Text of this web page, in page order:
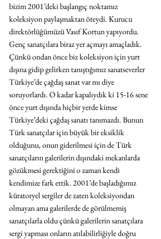
bizim 2001’deki başlangıç noktamız
koleksiyon paylaşmaktan öteydi. Kurucu
direktörlüğümüzü Vasıf Kortun yapıyordu.
Genç sanatçılara biraz yer açmayı amaçladık.
Çünkü ondan önce biz koleksiyon için yurt
dışına gidip gelirken tanıştığımız sanatseverler
Türkiye’de çağdaş sanat var mı diye
soruyorlardı. O kadar kapalıydık ki 15-16 sene
önce yurt dışında hiçbir yerde kimse
Türkiye’deki çağdaş sanatı tanımazdı. Bunun
Türk sanatçılar için büyük bir eksiklik
olduğunu, onun giderilmesi için de Türk
sanatçıların galerilerin dışındaki mekanlarda
gözükmesi gerektiğini o zaman kendi
kendimize fark ettik. 2001’de başladığımız
küratoryel sergiler de zaten koleksiyondan
olmayan ama galerilerde de görülmemiş
sanatçılarla oldu çünkü galerilerin sanatçılara
sergi yapması onların atılabilirliğiyle doğru